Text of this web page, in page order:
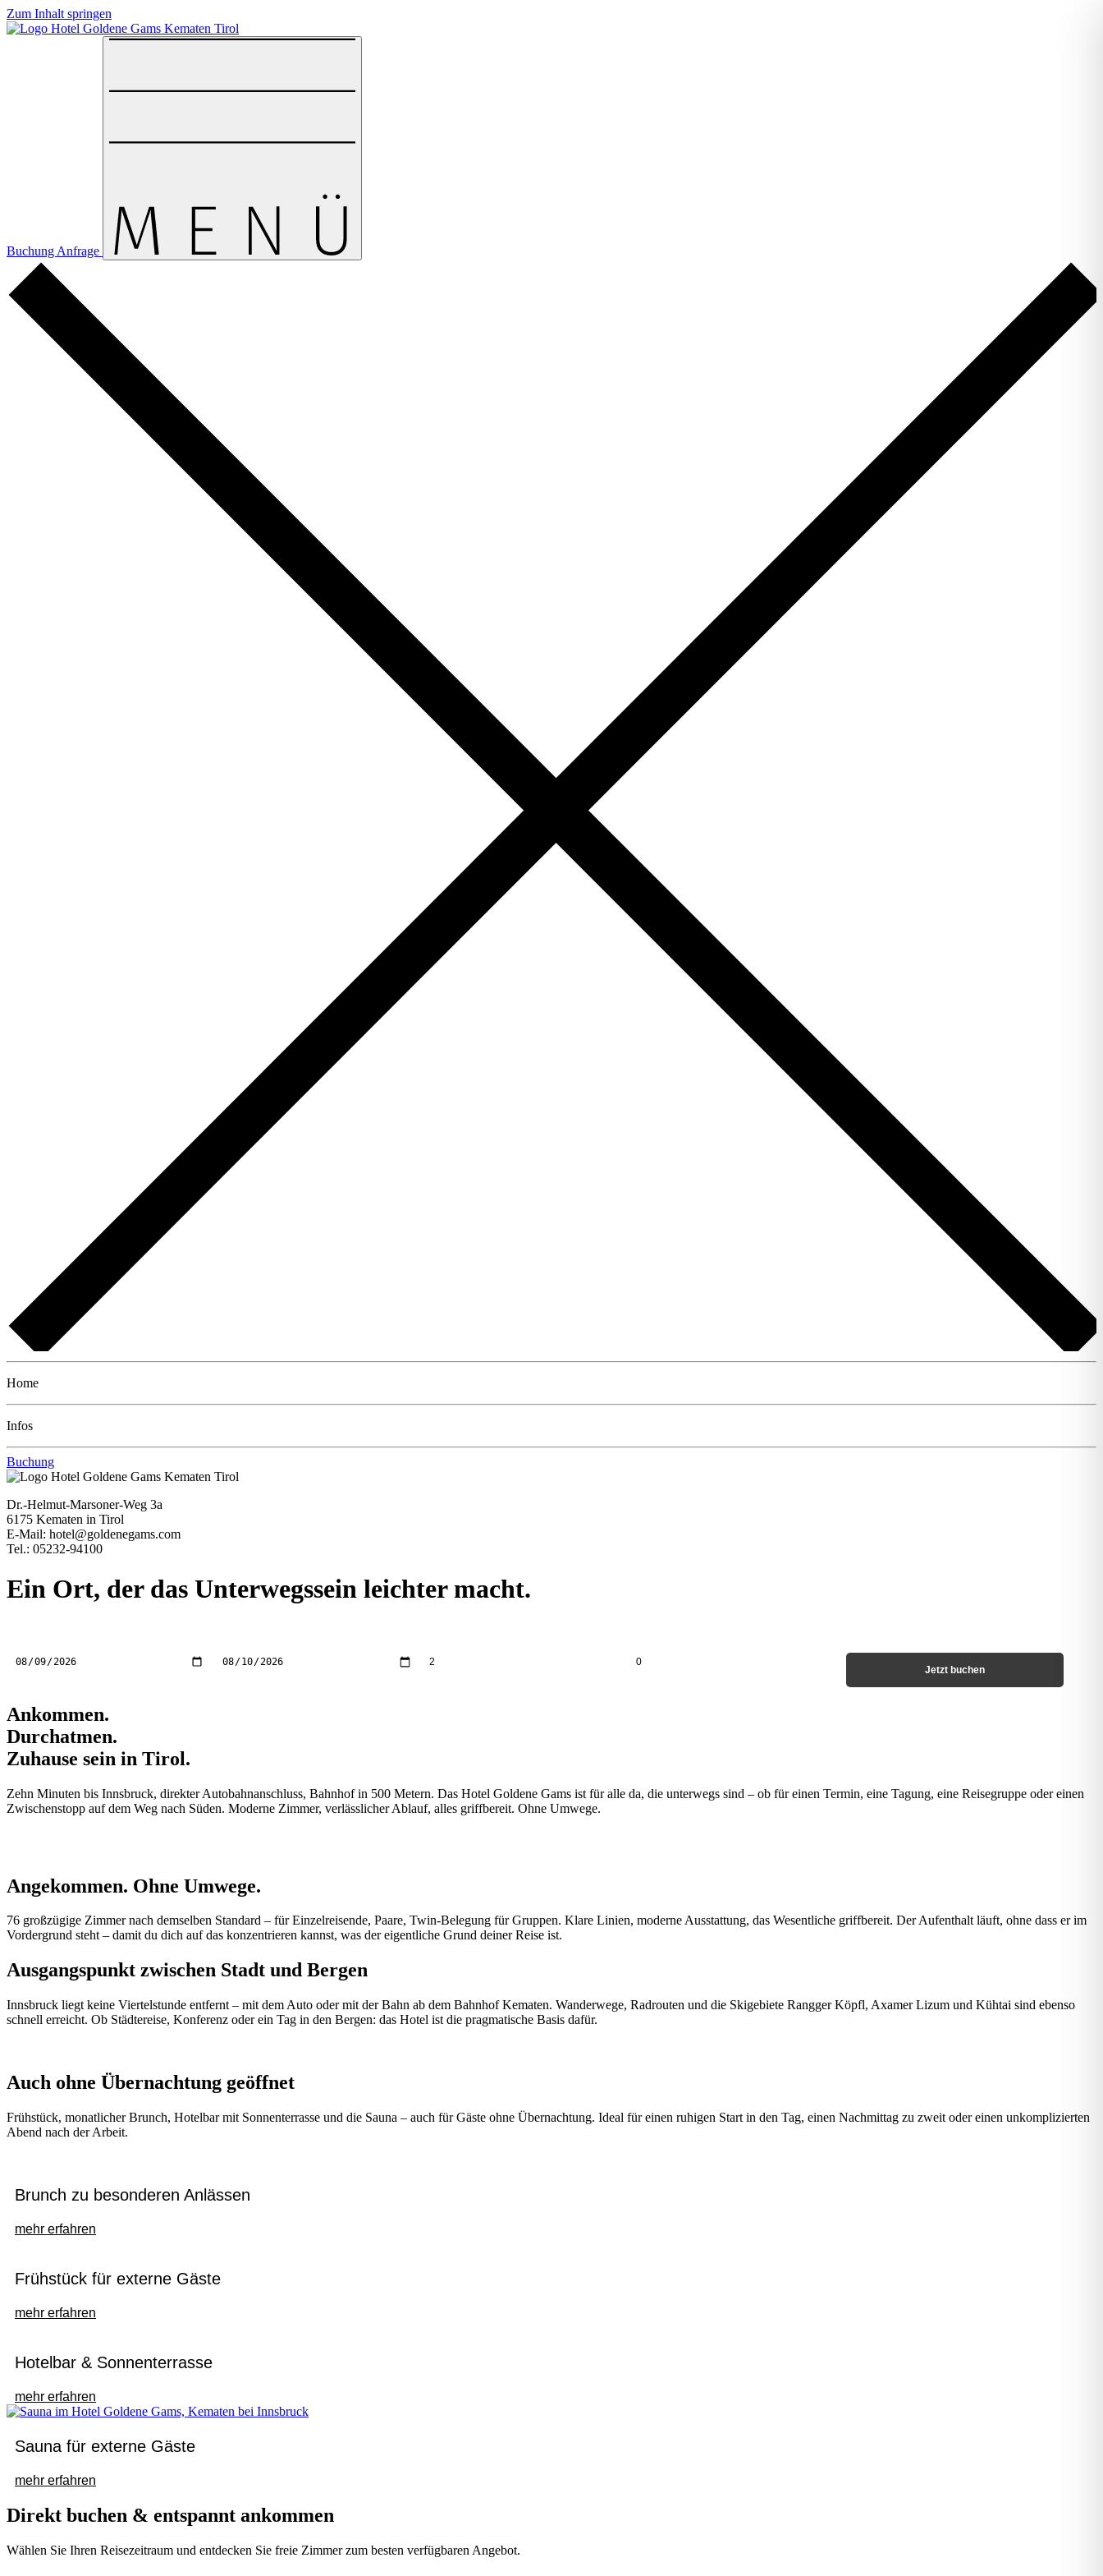
Zum Inhalt springen
Buchung Anfrage
Home
Infos
Buchung
Dr.-Helmut-Marsoner-Weg 3a
6175 Kematen in Tirol
E-Mail: hotel@goldenegams.com
Tel.: 05232-94100
Ein Ort, der das Unterwegssein leichter macht.
Jetzt buchen
Ankommen.
Durchatmen.
Zuhause sein in Tirol.
Zehn Minuten bis Innsbruck, direkter Autobahnanschluss, Bahnhof in 500 Metern. Das Hotel Goldene Gams ist für alle da, die unterwegs sind – ob für einen Termin, eine Tagung, eine Reisegruppe oder einen
Zwischenstopp auf dem Weg nach Süden. Moderne Zimmer, verlässlicher Ablauf, alles griffbereit. Ohne Umwege.
Angekommen. Ohne Umwege.
76 großzügige Zimmer nach demselben Standard – für Einzelreisende, Paare, Twin-Belegung für Gruppen. Klare Linien, moderne Ausstattung, das Wesentliche griffbereit. Der Aufenthalt läuft, ohne dass er im
Vordergrund steht – damit du dich auf das konzentrieren kannst, was der eigentliche Grund deiner Reise ist.
Ausgangspunkt zwischen Stadt und Bergen
Innsbruck liegt keine Viertelstunde entfernt – mit dem Auto oder mit der Bahn ab dem Bahnhof Kematen. Wanderwege, Radrouten und die Skigebiete Rangger Köpfl, Axamer Lizum und Kühtai sind ebenso
schnell erreicht. Ob Städtereise, Konferenz oder ein Tag in den Bergen: das Hotel ist die pragmatische Basis dafür.
Auch ohne Übernachtung geöffnet
Frühstück, monatlicher Brunch, Hotelbar mit Sonnenterrasse und die Sauna – auch für Gäste ohne Übernachtung. Ideal für einen ruhigen Start in den Tag, einen Nachmittag zu zweit oder einen unkomplizierten
Abend nach der Arbeit.
Brunch zu besonderen Anlässen
mehr erfahren
Frühstück für externe Gäste
mehr erfahren
Hotelbar & Sonnenterrasse
mehr erfahren
Sauna für externe Gäste
mehr erfahren
Direkt buchen & entspannt ankommen
Wählen Sie Ihren Reisezeitraum und entdecken Sie freie Zimmer zum besten verfügbaren Angebot.